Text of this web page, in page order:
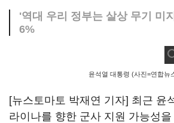
'역대 우리 정부는 살상 무기 미
6%
윤석열 대통령 (사진=연합뉴
[뉴스토마토 박재연 기자] 최근 윤
라이나를 향한 군사 지원 가능성을